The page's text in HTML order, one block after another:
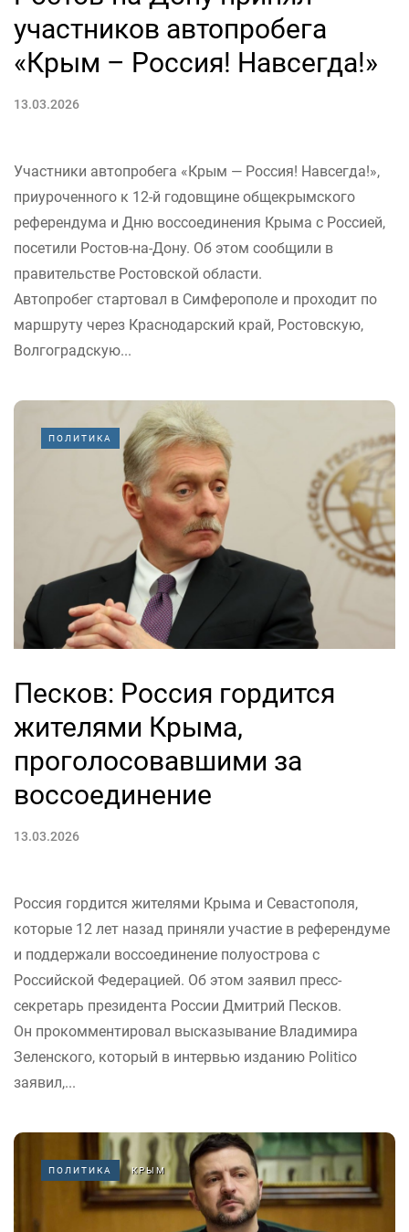
участников автопробега
«Крым – Россия! Навсегда!»
13.03.2026
Участники автопробега «Крым — Россия! Навсегда!»,
приуроченного к 12-й годовщине общекрымского
референдума и Дню воссоединения Крыма с Россией,
посетили Ростов-на-Дону. Об этом сообщили в
правительстве Ростовской области.
Автопробег стартовал в Симферополе и проходит по
маршруту через Краснодарский край, Ростовскую,
Волгоградскую...
ПОЛИТИКА
Песков: Россия гордится
жителями Крыма,
проголосовавшими за
воссоединение
13.03.2026
Россия гордится жителями Крыма и Севастополя,
которые 12 лет назад приняли участие в референдуме
и поддержали воссоединение полуострова с
Российской Федерацией. Об этом заявил пресс-
секретарь президента России Дмитрий Песков.
Он прокомментировал высказывание Владимира
Зеленского, который в интервью изданию Politico
заявил,...
ПОЛИТИКА КРЫМ